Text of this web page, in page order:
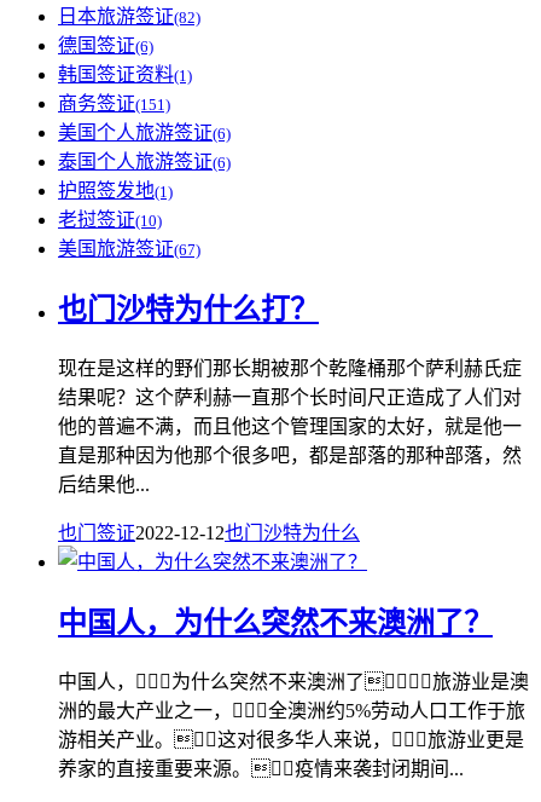
日本旅游签证(82)
德国签证(6)
韩国签证资料(1)
商务签证(151)
美国个人旅游签证(6)
泰国个人旅游签证(6)
护照签发地(1)
老挝签证(10)
美国旅游签证(67)
也门沙特为什么打？
现在是这样的野们那长期被那个乾隆桶那个萨利赫氏症
结果呢？这个萨利赫一直那个长时间尺正造成了人们对
他的普遍不满，而且他这个管理国家的太好，就是他一
直是那种因为他那个很多吧，都是部落的那种部落，然
后结果他...
也门签证2022-12-12也门 沙特为什么
中国人，为什么突然不来澳洲了？
中国人，为什么突然不来澳洲了？旅游业是澳
洲的最大产业之一，全澳洲约5%劳动人口工作于旅
游相关产业。这对很多华人来说，旅游业更是
养家的直接重要来源。疫情来袭封闭期间...